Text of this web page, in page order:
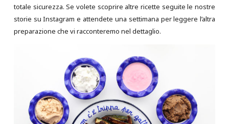
totale sicurezza. Se volete scoprire altre ricette seguite le nostre
storie su Instagram e attendete una settimana per leggere l’altra
preparazione che vi racconteremo nel dettaglio.